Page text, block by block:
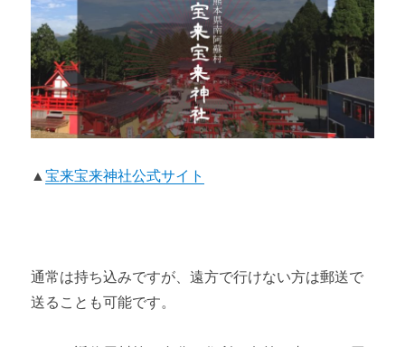
▲宝来宝来神社公式サイト
通常は持ち込みですが、遠方で行けない方は郵送で
送ることも可能です。